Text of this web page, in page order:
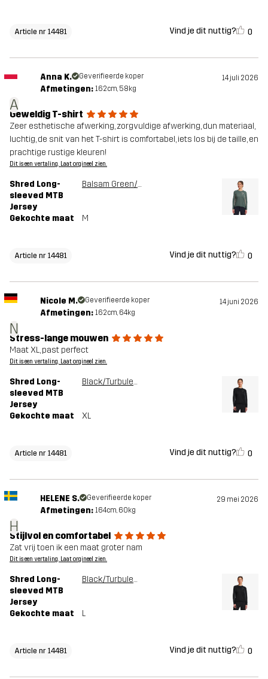
Article nr 14481 Vind je dit nuttig? 0
A
Anna K. Geverifieerde koper 14 juli 2026
Afmetingen: 162cm, 58kg
Geweldig T-shirt
Zeer esthetische afwerking, zorgvuldige afwerking, dun materiaal,
luchtig, de snit van het T-shirt is comfortabel, iets los bij de taille, en
prachtige rustige kleuren!
Dit is een vertaling. Laat orgineel zien.
Shred Long-
sleeved MTB
Jersey
Balsam Green/Shadow
Gekochte maat M
Article nr 14481 Vind je dit nuttig? 0
N
Nicole M. Geverifieerde koper 14 juni 2026
Afmetingen: 162cm, 64kg
Stress-lange mouwen
Maat XL, past perfect
Dit is een vertaling. Laat orgineel zien.
Shred Long-
sleeved MTB
Jersey
Black/Turbulence Blue
Gekochte maat XL
Article nr 14481 Vind je dit nuttig? 0
H
HELENE S. Geverifieerde koper 29 mei 2026
Afmetingen: 164cm, 60kg
Stijlvol en comfortabel
Zat vrij toen ik een maat groter nam
Dit is een vertaling. Laat orgineel zien.
Shred Long-
sleeved MTB
Jersey
Black/Turbulence Blue
Gekochte maat L
Article nr 14481 Vind je dit nuttig? 0